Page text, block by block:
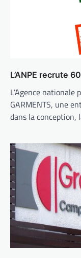
L’ANPE recrute
L’Agence nationale
GARMENTS, une
dans la